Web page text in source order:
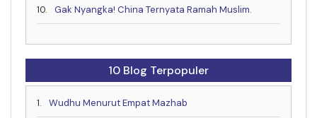
10. Gak Nyangka! China Ternyata Ramah Muslim.
10 Blog Terpopuler
1. Wudhu Menurut Empat Mazhab